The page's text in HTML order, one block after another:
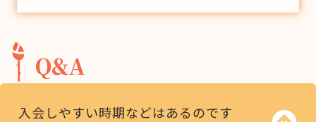
Q&A
入会しやすい時期などはあるのです